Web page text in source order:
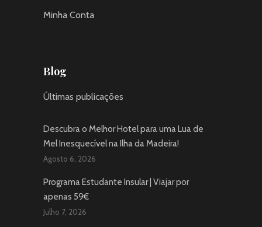
Minha Conta
Blog
Últimas publicações
Descubra o Melhor Hotel para uma Lua de
Mel Inesquecível na Ilha da Madeira!
Agosto 6, 2026
Programa Estudante Insular | Viajar por
apenas 59€
Julho 7, 2026